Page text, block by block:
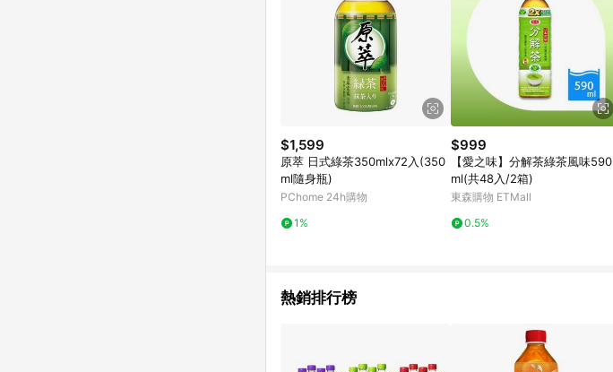
$1,599
原萃 日式綠茶350mlx72入(350
ml隨身瓶)
PChome 24h購物
1%
$999
【愛之味】分解茶綠茶風味590
ml(共48入/2箱)
東森購物 ETMall
0.5%
熱銷排行榜